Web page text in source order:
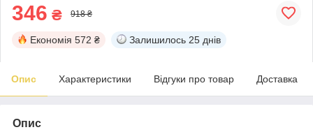
346 ₴ 918 ₴
Економія 572 ₴ Залишилось 25 днів
Опис Характеристики Відгуки про товар Доставка
Опис